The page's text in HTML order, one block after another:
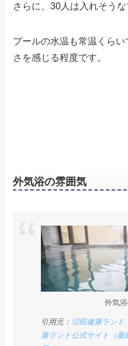
さらに、30人は入れそうな
プールの水温も常温くら
さを感じる程度です。
外気浴の雰囲気
外気
引用元： 沼田健康ランド
康ランド公式サイト（最